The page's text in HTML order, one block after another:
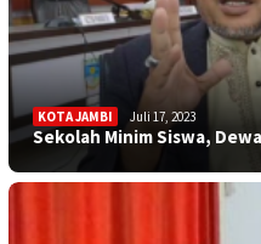
KOTA JAMBI Juli 17, 2023
Sekolah Minim Siswa,